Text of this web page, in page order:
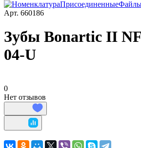
Арт. 660186
Зубы Bonartic II
04-U
0
Нет отзывов